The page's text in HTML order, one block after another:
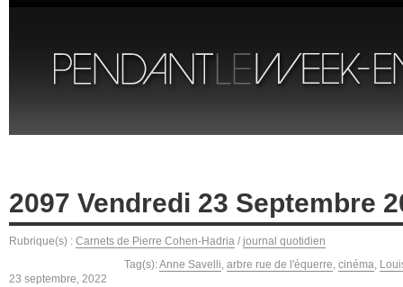
2097 Vendredi 23 Septembre
Rubrique(s) : Carnets de Pierre Cohen-Hadria / journal quotidien
Tag(s):Anne Savelli, arbre rue de l'équerre, cinéma,
23 septembre, 2022